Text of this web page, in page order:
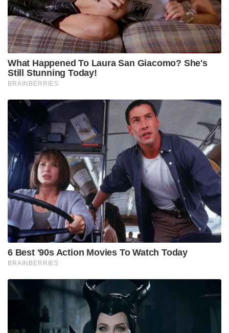
What Happened To Laura San Giacomo? She's
Still Stunning Today!
BRAINBERRIES
6 Best '90s Action Movies To Watch Today
BRAINBERRIES